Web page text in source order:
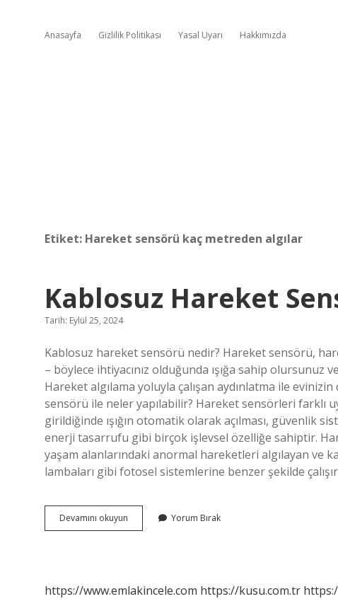
Anasayfa Gizlilik Politikası Yasal Uyarı Hakkımızda
Etiket: Hareket sensörü kaç metreden algılar
Kablosuz Hareket
Tarih: Eylül 25, 2024
Kablosuz hareket sensörü nedir? Hareket sensörü,
– böylece ihtiyacınız olduğunda ışığa sahip olursunuz
Hareket algılama yoluyla çalışan aydınlatma ile
sensörü ile neler yapılabilir? Hareket sensörleri farklı
girildiğinde ışığın otomatik olarak açılması, güvenlik
enerji tasarrufu gibi birçok işlevsel özelliğe sahiptir.
yaşam alanlarındaki anormal hareketleri algılayan ve
lambaları gibi fotosel sistemlerine benzer şekilde
Devamını okuyun Kablosuz
Hareket
Yorum Bırak
https://www.emlakincele.com https://kusu.com.tr